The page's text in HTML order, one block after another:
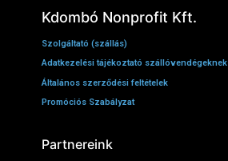
Kdombó Nonprofit Kft.
Szolgáltató (szállás)
Adatkezelési tájékoztató szállóvendégeknek
Általános szerződési feltételek
Promóciós Szabályzat
Partnereink